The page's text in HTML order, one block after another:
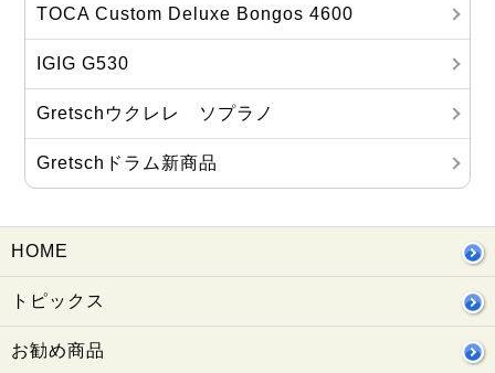
TOCA Custom Deluxe Bongos 4600
IGIG G530
Gretschウクレレ ソプラノ
Gretschドラム新商品
HOME
トピックス
お勧め商品